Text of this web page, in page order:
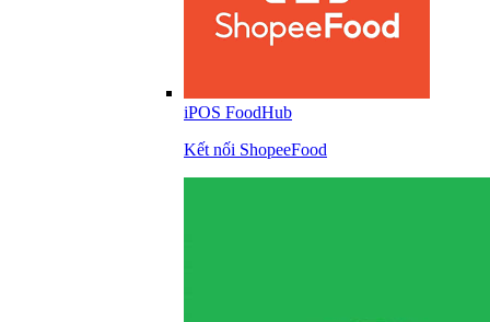
iPOS FoodHub
Kết nối ShopeeFood